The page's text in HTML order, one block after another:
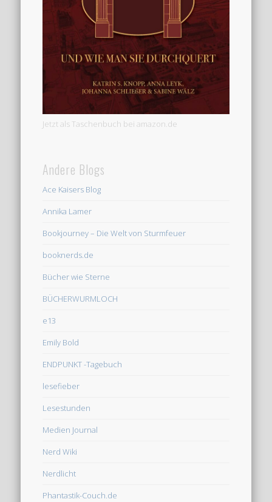
Jetzt als Taschenbuch bei amazon.de
Andere Blogs
Ace Kaisers Blog
Annika Lamer
Bookjourney – Die Welt von Sturmfeuer
booknerds.de
Bücher wie Sterne
BÜCHERWURMLOCH
e13
Emily Bold
ENDPUNKT -Tagebuch
lesefieber
Lesestunden
Medien Journal
Nerd Wiki
Nerdlicht
Phantastik-Couch.de